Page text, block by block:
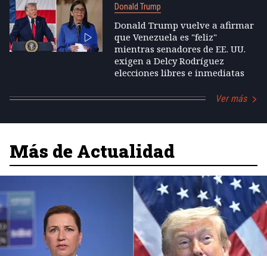
Donald Trump
Donald Trump vuelve a afirmar
que Venezuela es "feliz"
mientras senadores de EE. UU.
exigen a Delcy Rodríguez
elecciones libres e inmediatas
Ver más
Más de Actualidad